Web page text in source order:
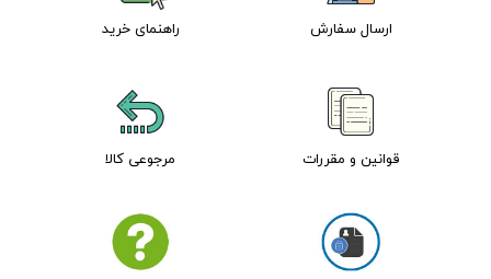
ارسال سفارش راهنمای خرید
قوانین و مقررات مرجوعی کالا